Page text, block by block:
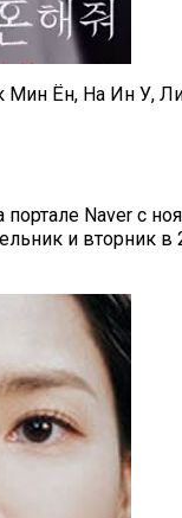
Мин Ён, На Ин У,
Naver с
и вторник в